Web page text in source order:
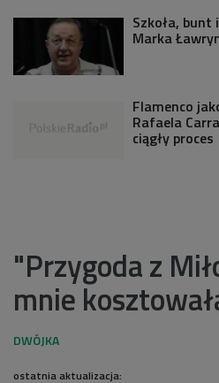
Szkoła,
Marka
Flamenco
Rafaela
ciągły proces
"Przygoda z
mnie
ostatnia aktualizacja: